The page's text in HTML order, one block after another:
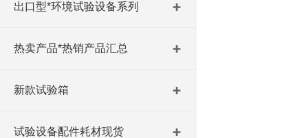
出口型*环境试验设备系列
热卖产品*热销产品汇总
新款试验箱
试验设备配件耗材现货